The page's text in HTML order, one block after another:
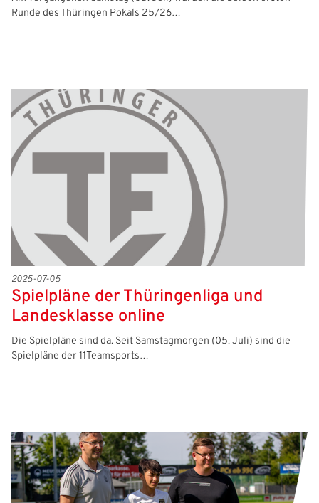
Runde des Thüringen Pokals 25/26…
2025-07-05
Spielpläne der Thüringenliga und
Landesklasse online
Die Spielpläne sind da. Seit Samstagmorgen (05. Juli) sind die
Spielpläne der 11Teamsports…